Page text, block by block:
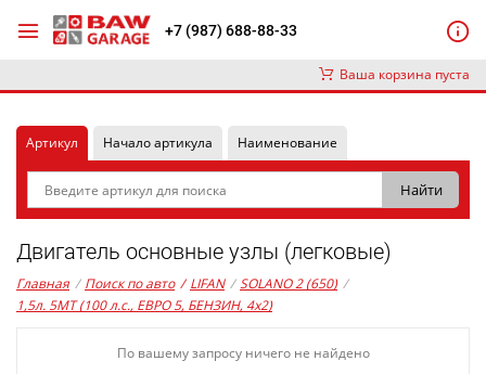
+7 (987) 688-88-33
Ваша корзина пуста
Артикул Начало артикула Наименование
Двигатель основные узлы (легковые)
Главная / Поиск по авто / LIFAN / SOLANO 2 (650) /
1,5л. 5MT (100 л.с., ЕВРО 5, БЕНЗИН, 4x2)
По вашему запросу ничего не найдено